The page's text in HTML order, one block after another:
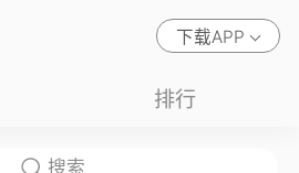
下载APP
排行